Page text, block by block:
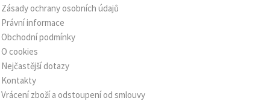
Zásady ochrany osobních údajů
Právní informace
Obchodní podmínky
O cookies
Nejčastější dotazy
Kontakty
Vrácení zboží a odstoupení od smlouvy